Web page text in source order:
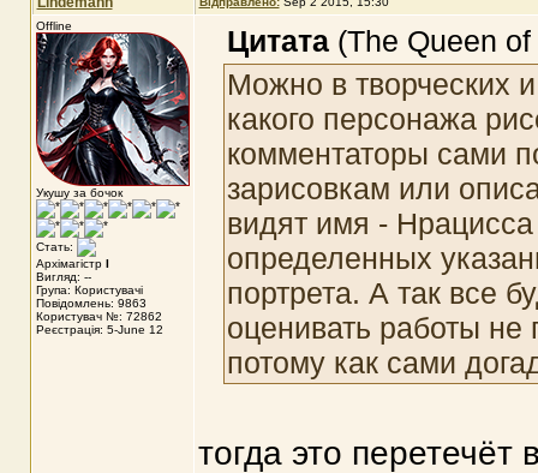
Offline
Укушу за бочок
Стать:
Архімагістр I
Вигляд: --
Група: Користувачі
Повідомлень: 9863
Користувач №: 72862
Реєстрація: 5-June 12
Цитата(The Queen of
Можно в творческих
какого персонажа
комментаторы сами
зарисовкам или
видят имя -
определенных
портрета. А так все
оценивать работы
потому как сами
тогда это